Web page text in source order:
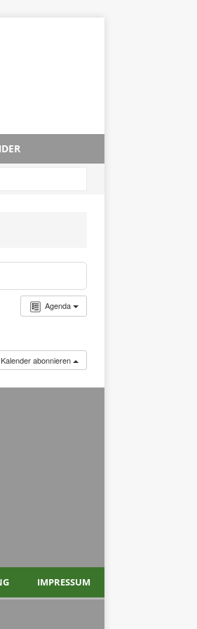
Agenda
abonnieren
IMPRESSUM